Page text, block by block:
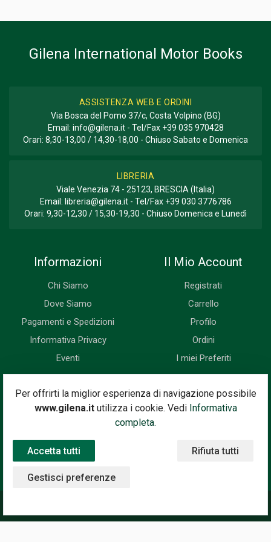
Per offrirti la miglior esperienza di navigazione possibile
www.gilena.itutilizza i cookie. Vedi Informativa
completa.
Accetta tutti Rifiuta tutti
Gestisci preferenze
Gilena International Motor Books
ASSISTENZA WEB E ORDINI
Via Bosca del Pomo 37/c, Costa Volpino (BG)
Email: info@gilena.it- Tel/Fax +39 035 970428
Orari: 8,30-13,00 / 14,30-18,00 - Chiuso Sabato e Domenica
LIBRERIA
Viale Venezia 74 - 25123, BRESCIA (Italia)
Email: libreria@gilena.it- Tel/Fax +39 030 3776786
Orari: 9,30-12,30 / 15,30-19,30 - Chiuso Domenica e Lunedì
Informazioni
Chi Siamo
Dove Siamo
Pagamenti e Spedizioni
Informativa Privacy
Eventi
Il Mio Account
Registrati
Carrello
Profilo
Ordini
I miei Preferiti
Newsletter
Iscriviti subito alla nostra newsletter. Riceverai prima di tutti le
novità, le offerte, i prossimi eventi...
Indirizzo Email
Iscriviti